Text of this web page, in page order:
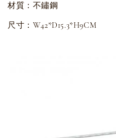
材質：不鏽鋼
尺寸：W42*D15.3*H9CM